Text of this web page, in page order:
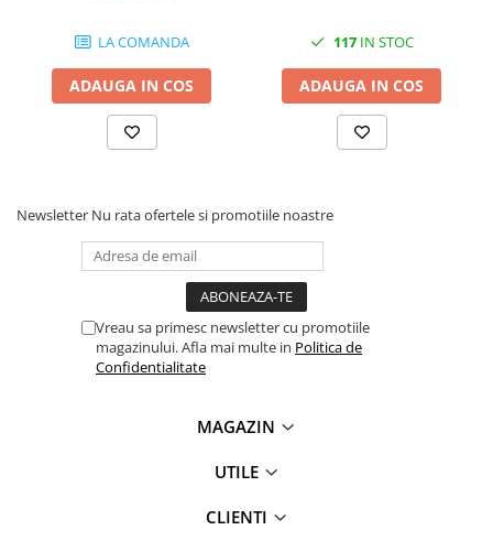
Accesorii PC
Access Point-uri
Cabluri retea
Placi de retea
Conectori & mufe retea
Antene & amplificatoare semnal
LA COMANDA
ADAUGA IN COS
117IN STOC
ADAUGA IN COS
Newsletter Nu rata ofertele si promotiile noastre
Vreau sa primesc newsletter cu promotiile
magazinului. Afla mai multe in Politica de
Confidentialitate
MAGAZIN
UTILE
CLIENTI